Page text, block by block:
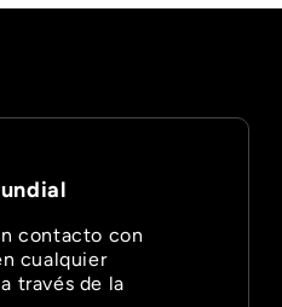
contacto con
cualquier
través de la